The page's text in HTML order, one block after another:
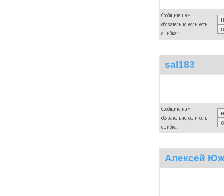
Сообщите нам
обязательно, если есть
ошибка:
sal183
Сообщите нам
обязательно, если есть
ошибка:
Алексей